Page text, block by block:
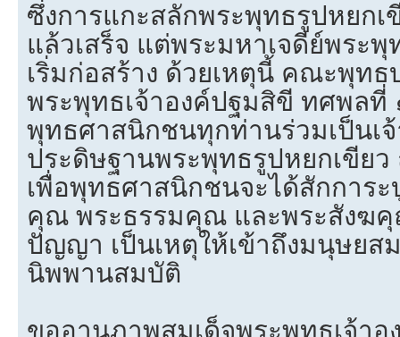
ซึ่งการแกะสลักพระพุทธรูปหยก
แล้วเสร็จ แต่พระมหาเจดีย์พระพุ
เริ่มก่อสร้าง ด้วยเหตุนี้ คณะพุทธ
พระพุทธเจ้าองค์ปฐมสิขี ทศพลที่
พุทธศาสนิกชนทุกท่านร่วมเป็นเ
ประดิษฐานพระพุทธรูปหยกเขีย
เพื่อพุทธศาสนิกชนจะได้สักการ
คุณ พระธรรมคุณ และพระสังฆ
ปัญญา เป็นเหตุให้เข้าถึงมนุษยส
นิพพานสมบัติ
ขออานุภาพสมเด็จพระพุทธเจ้าอ